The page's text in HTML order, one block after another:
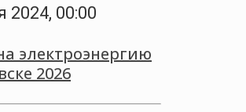
2024, 00:00
электроэнергию
2026